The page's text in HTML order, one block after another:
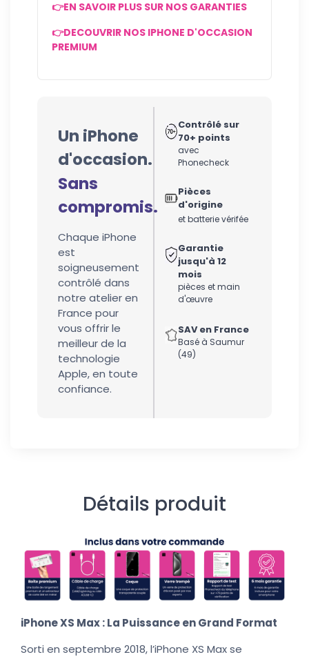
👉EN SAVOIR PLUS SUR NOS GARANTIES
👉DECOUVRIR NOS IPHONE D'OCCASION
PREMIUM
Un iPhone
d'occasion.
Sans
compromis.
Chaque iPhone
est
soigneusement
contrôlé dans
notre atelier en
France pour
vous offrir le
meilleur de la
technologie
Apple, en toute
confiance.
Contrôlé sur
70+ points
avec
Phonecheck
Pièces
d'origine
et batterie vérifée
Garantie
jusqu'à 12
mois
pièces et main
d'œuvre
SAV en France
Basé à Saumur
(49)
Détails produit
iPhone XS Max : La Puissance en Grand Format
Sorti en septembre 2018, l’iPhone XS Max se